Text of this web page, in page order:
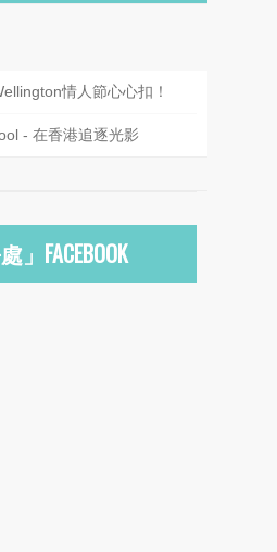
情人節心心扣！
- 在香港追逐光影
」FACEBOOK